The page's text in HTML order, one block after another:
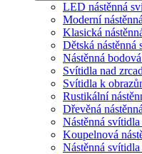
LED nástěnná
Moderní
Klasická
Dětská nástěnná
Nástěnná
Svítidla nad
Svítidla k
Rustikální
Dřevěná
Nástěnná
Koupelnová
Nástěnná